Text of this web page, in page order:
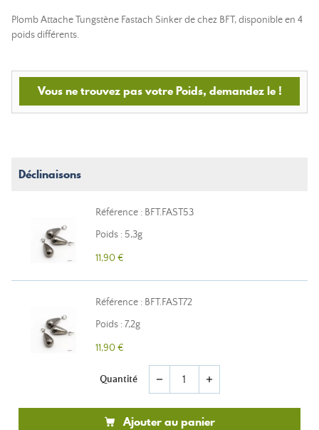
Plomb Attache Tungstène Fastach Sinker de chez BFT, disponible en 4
poids différents.
Vous ne trouvez pas votre Poids, demandez le !
Déclinaisons
Référence : BFT.FAST53
Poids : 5,3g
11,90 €
Référence : BFT.FAST72
Poids : 7,2g
11,90 €
Quantité remove add
Ajouter au panier